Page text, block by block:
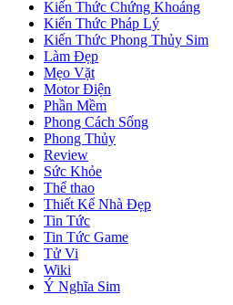
Kiến Thức Chứng Khoáng
Kiến Thức Pháp Lý
Kiến Thức Phong Thủy Sim
Làm Đẹp
Mẹo Vặt
Motor Điện
Phần Mềm
Phong Cách Sống
Phong Thủy
Review
Sức Khỏe
Thể thao
Thiết Kế Nhà Đẹp
Tin Tức
Tin Tức Game
Tử Vi
Wiki
Ý Nghĩa Sim